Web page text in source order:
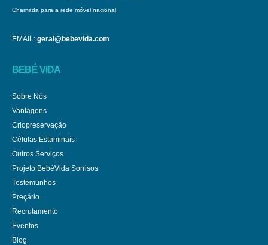
Chamada para a rede móvel nacional
EMAIL: geral@bebevida.com
BEBÉ VIDA
Sobre Nós
Vantagens
Criopreservação
Células Estaminais
Outros Serviços
Projeto BebéVida Sorrisos
Testemunhos
Preçário
Recrutamento
Eventos
Blog